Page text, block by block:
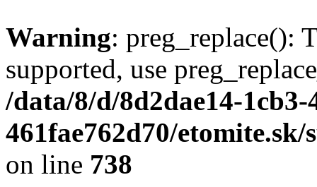
Warning: preg_replace():
supported, use
/data/8/d/8d2dae14-1cb3-
461fae762d70/
on line 738